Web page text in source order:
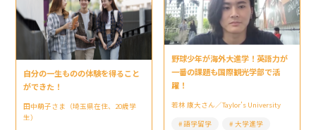
自分の一生ものの体験を得ること
ができた！
田中萌子さま（埼玉県在住、20歳学
生）
野球少年が海外大進学！英語力が
一番の課題も国際観光学部で活
躍！
若林 康大さん／Taylor’s University
語学留学
大学進学